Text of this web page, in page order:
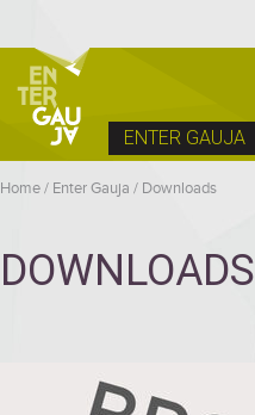
ENTER GAUJA
Home/ Enter Gauja / Downloads
DOWNLOADS